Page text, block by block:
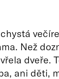
Než
dveře.
ani děti,